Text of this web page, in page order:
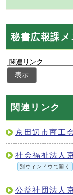
秘書広報課メ
表示
関連リンク
京田辺市商工
社会福祉法人
別ウィンドウで開く
公益社団法人